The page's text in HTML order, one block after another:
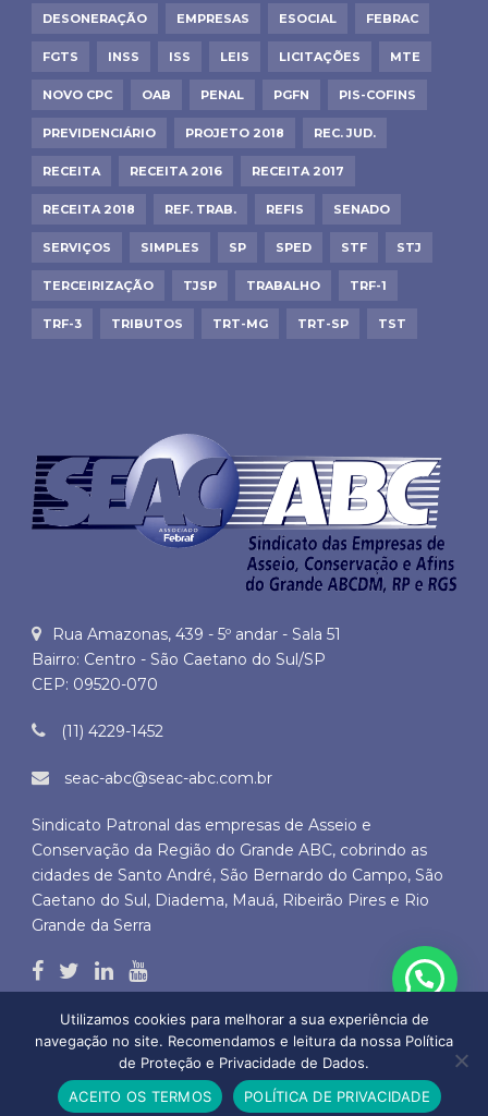
DESONERAÇÃO EMPRESAS ESOCIAL FEBRAC
FGTS INSS ISS LEIS LICITAÇÕES MTE
NOVO CPC OAB PENAL PGFN PIS-COFINS
PREVIDENCIÁRIO PROJETO 2018 REC. JUD.
RECEITA RECEITA 2016 RECEITA 2017
RECEITA 2018 REF. TRAB. REFIS SENADO
SERVIÇOS SIMPLES SP SPED STF STJ
TERCEIRIZAÇÃO TJSP TRABALHO TRF-1
TRF-3 TRIBUTOS TRT-MG TRT-SP TST
Rua Amazonas, 439 - 5º andar - Sala 51
Bairro: Centro - São Caetano do Sul/SP
CEP: 09520-070
(11) 4229-1452
seac-abc@seac-abc.com.br
Sindicato Patronal das empresas de Asseio e
Conservação da Região do Grande ABC, cobrindo as
cidades de Santo André, São Bernardo do Campo, São
Caetano do Sul, Diadema, Mauá, Ribeirão Pires e Rio
Grande da Serra
Copyright © 2026 SEAC ABC - Todos os direitos autorais reservados
by BLD DO BRASIL SERVIÇOS DE INTERNET LTDA.
Utilizamos cookies para melhorar a sua experiência de
navegação no site. Recomendamos e leitura da nossa Política
de Proteção e Privacidade de Dados.
ACEITO OS TERMOS
POLÍTICA DE PRIVACIDADE